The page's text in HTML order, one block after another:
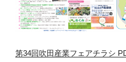
第34回吹田産業フェアチラシ